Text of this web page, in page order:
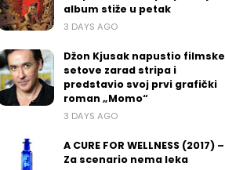
album stiže u petak
3 DAYS AGO
Džon Kjusak napustio filmske
setove zarad stripa i
predstavio svoj prvi grafički
roman „Momo“
3 DAYS AGO
A CURE FOR WELLNESS (2017) –
Za scenario nema leka